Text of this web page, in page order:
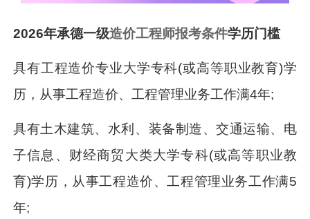
2026年承德一级造价工程师报考条件学历门槛
具有工程造价专业大学专科(或高等职业教育)学
历，从事工程造价、工程管理业务工作满4年;
具有土木建筑、水利、装备制造、交通运输、电
子信息、财经商贸大类大学专科(或高等职业教
育)学历，从事工程造价、工程管理业务工作满5
年;